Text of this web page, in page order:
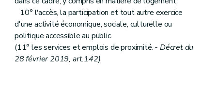
10° l'accès, la participation et tout autre exercice
d'une activité économique, sociale, culturelle ou
politique accessible au public.
(11° les services et emplois de proximité.- Décret du
28 février 2019, art.142)